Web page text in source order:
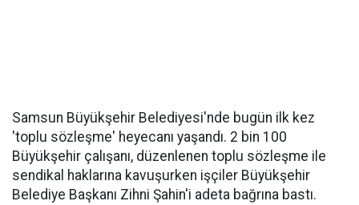
Samsun Büyükşehir Belediyesi'nde bugün ilk kez
'toplu sözleşme' heyecanı yaşandı. 2 bin 100
Büyükşehir çalışanı, düzenlenen toplu sözleşme ile
sendikal haklarına kavuşurken işçiler Büyükşehir
Belediye Başkanı Zihni Şahin'i adeta bağrına bastı.